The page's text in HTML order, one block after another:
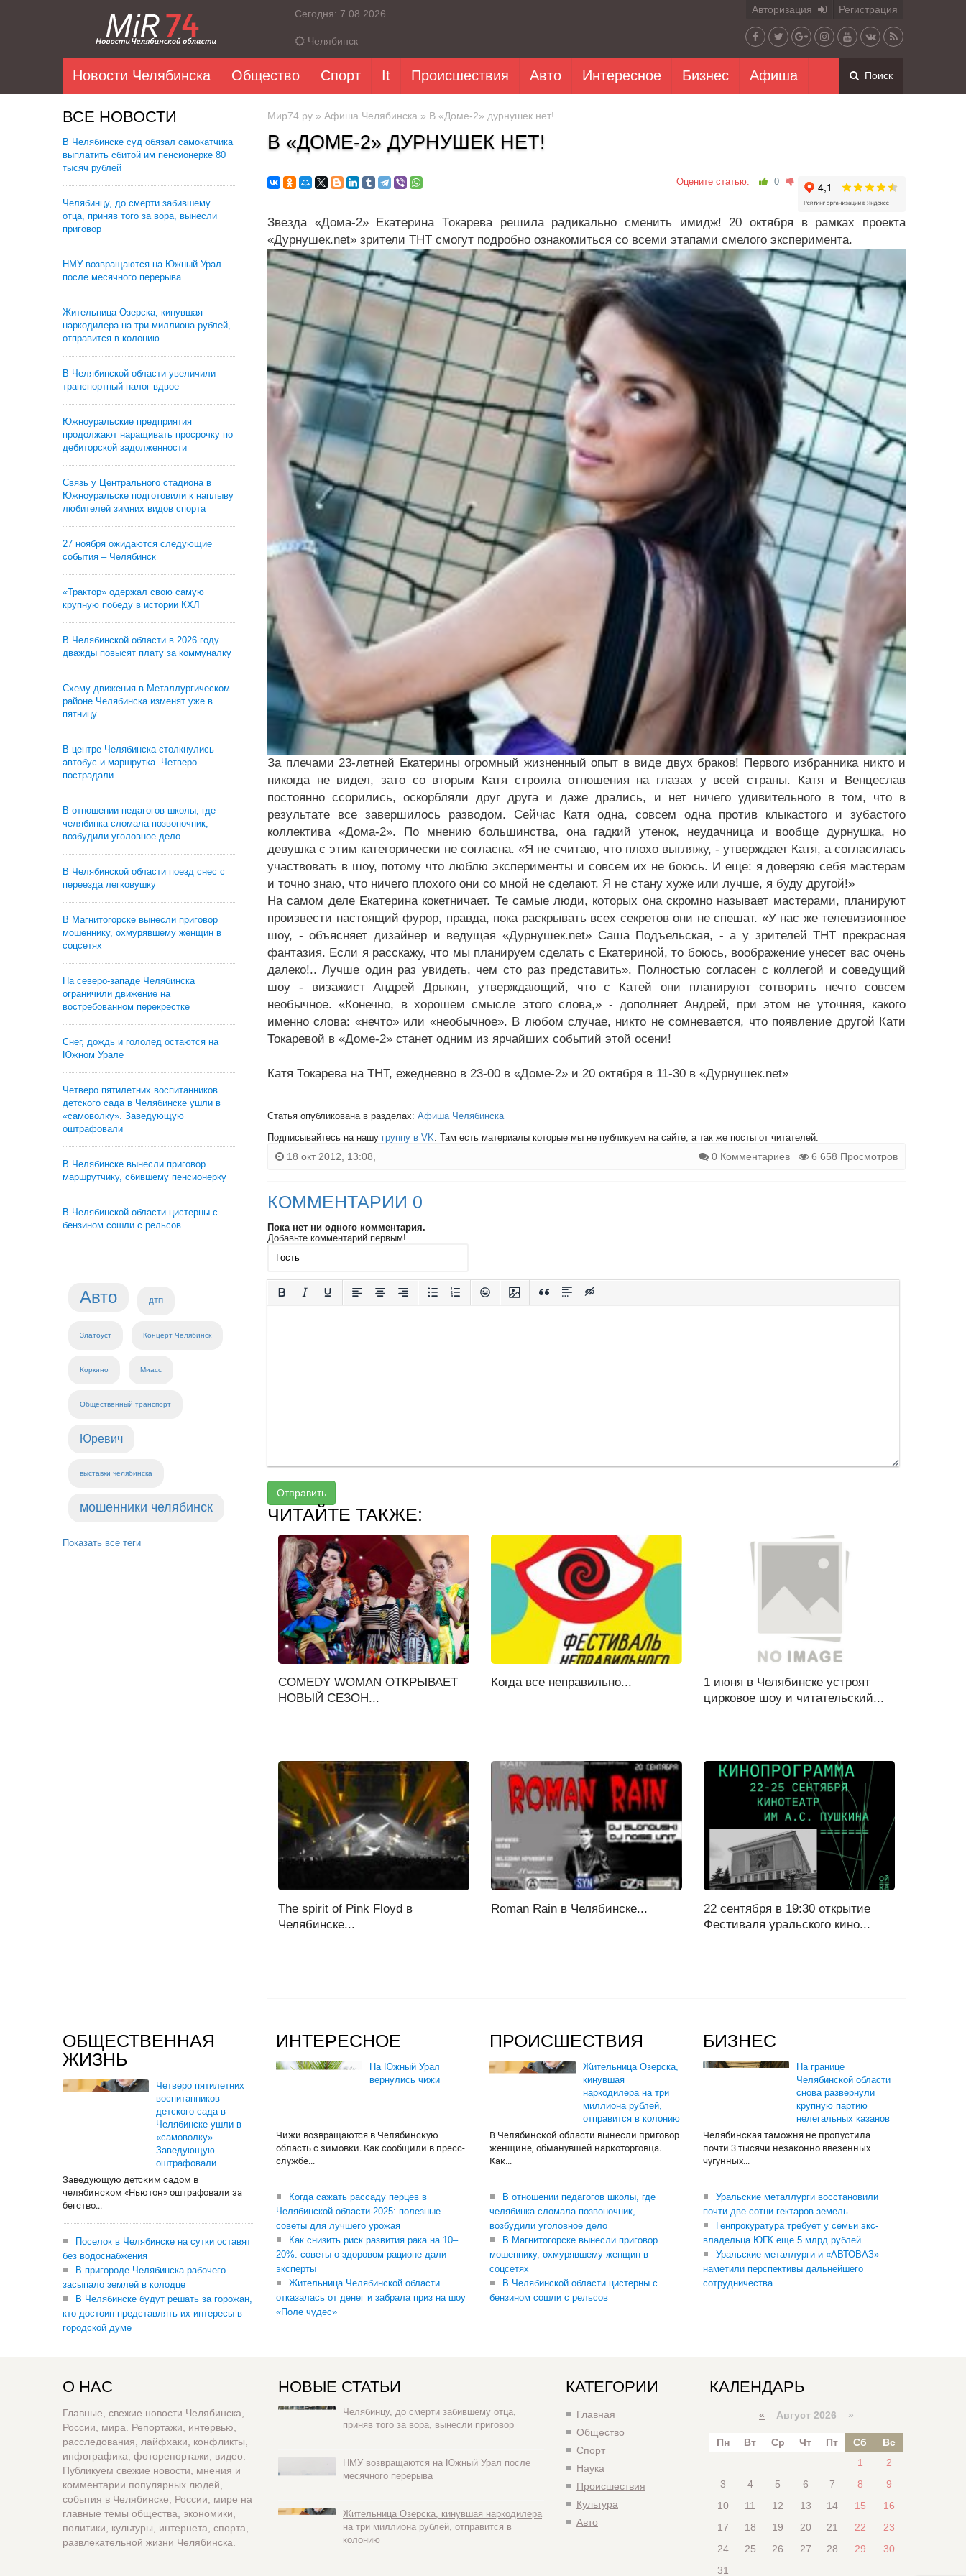
Сегодня: 7.08.2026
Челябинск
Авторизация Регистрация
Новости Челябинска Общество Спорт It Происшествия Авто Интересное Бизнес Афиша Поиск
ВСЕ НОВОСТИ
В Челябинске суд обязал самокатчика
выплатить сбитой им пенсионерке 80
тысяч рублей
Челябинцу, до смерти забившему
отца, приняв того за вора, вынесли
приговор
НМУ возвращаются на Южный Урал
после месячного перерыва
Жительница Озерска, кинувшая
наркодилера на три миллиона рублей,
отправится в колонию
В Челябинской области увеличили
транспортный налог вдвое
Южноуральские предприятия
продолжают наращивать просрочку по
дебиторской задолженности
Связь у Центрального стадиона в
Южноуральске подготовили к наплыву
любителей зимних видов спорта
27 ноября ожидаются следующие
события – Челябинск
«Трактор» одержал свою самую
крупную победу в истории КХЛ
В Челябинской области в 2026 году
дважды повысят плату за коммуналку
Схему движения в Металлургическом
районе Челябинска изменят уже в
пятницу
В центре Челябинска столкнулись
автобус и маршрутка. Четверо
пострадали
В отношении педагогов школы, где
челябинка сломала позвоночник,
возбудили уголовное дело
В Челябинской области поезд снес с
переезда легковушку
В Магнитогорске вынесли приговор
мошеннику, охмурявшему женщин в
соцсетях
На северо-западе Челябинска
ограничили движение на
востребованном перекрестке
Снег, дождь и гололед остаются на
Южном Урале
Четверо пятилетних воспитанников
детского сада в Челябинске ушли в
«самоволку». Заведующую
оштрафовали
В Челябинске вынесли приговор
маршрутчику, сбившему пенсионерку
В Челябинской области цистерны с
бензином сошли с рельсов
Авто ДТП
Златоуст Концерт Челябинск
Коркино Миасс
Общественный транспорт
Юревич
выставки челябинска
мошенники челябинск
Показать все теги
Мир74.ру » Афиша Челябинска » В «Доме-2» дурнушек нет!
В «ДОМЕ-2» ДУРНУШЕК НЕТ!
Оцените статью: 0
Звезда «Дома-2» Екатерина Токарева решила радикально сменить имидж! 20 октября в рамках проекта
«Дурнушек.net» зрители ТНТ смогут подробно ознакомиться со всеми этапами смелого эксперимента.
За плечами 23-летней Екатерины огромный жизненный опыт в виде двух браков! Первого избранника никто и
никогда не видел, зато со вторым Катя строила отношения на глазах у всей страны. Катя и Венцеслав
постоянно ссорились, оскорбляли друг друга и даже дрались, и нет ничего удивительного в том, что в
результате все завершилось разводом. Сейчас Катя одна, совсем одна против клыкастого и зубастого
коллектива «Дома-2». По мнению большинства, она гадкий утенок, неудачница и вообще дурнушка, но
девушка с этим категорически не согласна. «Я не считаю, что плохо выгляжу, - утверждает Катя, а согласилась
участвовать в шоу, потому что люблю эксперименты и совсем их не боюсь. И еще: я доверяю себя мастерам
и точно знаю, что ничего плохого они со мной не сделают. Я не стану хуже или лучше, я буду другой!»
На самом деле Екатерина кокетничает. Те самые люди, которых она скромно называет мастерами, планируют
произвести настоящий фурор, правда, пока раскрывать всех секретов они не спешат. «У нас же телевизионное
шоу, - объясняет дизайнер и ведущая «Дурнушек.net» Саша Подъельская, - а у зрителей ТНТ прекрасная
фантазия. Если я расскажу, что мы планируем сделать с Екатериной, то боюсь, воображение унесет вас очень
далеко!.. Лучше один раз увидеть, чем сто раз представить». Полностью согласен с коллегой и соведущий
шоу - визажист Андрей Дрыкин, утверждающий, что с Катей они планируют сотворить нечто совсем
необычное. «Конечно, в хорошем смысле этого слова,» - дополняет Андрей, при этом не уточняя, какого
именно слова: «нечто» или «необычное». В любом случае, никто не сомневается, что появление другой Кати
Токаревой в «Доме-2» станет одним из ярчайших событий этой осени!
Катя Токарева на ТНТ, ежедневно в 23-00 в «Доме-2» и 20 октября в 11-30 в «Дурнушек.net»
Статья опубликована в разделах: Афиша Челябинска
Подписывайтесь на нашу группу в VK . Там есть материалы которые мы не публикуем на сайте, а так же посты от читателей.
18 окт 2012, 13:08, 0 Комментариев 6 658 Просмотров
КОММЕНТАРИИ 0
Пока нет ни одного комментария.
Добавьте комментарий первым!
Отправить
ЧИТАЙТЕ ТАКЖЕ:
COMEDY WOMAN ОТКРЫВАЕТ
НОВЫЙ СЕЗОН...
Когда все неправильно...
1 июня в Челябинске устроят
цирковое шоу и читательский...
The spirit of Pink Floyd в
Челябинске...
Roman Rain в Челябинске...
22 сентября в 19:30 открытие
Фестиваля уральского кино...
ОБЩЕСТВЕННАЯ
ЖИЗНЬ
Четверо пятилетних
воспитанников
детского сада в
Челябинске ушли в
«самоволку».
Заведующую
оштрафовали
Заведующую детским садом в
челябинском «Ньютон» оштрафовали за
бегство...
Поселок в Челябинске на сутки оставят
без водоснабжения
В пригороде Челябинска рабочего
засыпало землей в колодце
В Челябинске будут решать за горожан,
кто достоин представлять их интересы в
городской думе
ИНТЕРЕСНОЕ
На Южный Урал
вернулись чижи
Чижи возвращаются в Челябинскую
область с зимовки. Как сообщили в пресс-
службе...
Когда сажать рассаду перцев в
Челябинской области-2025: полезные
советы для лучшего урожая
Как снизить риск развития рака на 10–
20%: советы о здоровом рационе дали
эксперты
Жительница Челябинской области
отказалась от денег и забрала приз на шоу
«Поле чудес»
ПРОИСШЕСТВИЯ
Жительница Озерска,
кинувшая
наркодилера на три
миллиона рублей,
отправится в колонию
В Челябинской области вынесли приговор
женщине, обманувшей наркоторговца.
Как...
В отношении педагогов школы, где
челябинка сломала позвоночник,
возбудили уголовное дело
В Магнитогорске вынесли приговор
мошеннику, охмурявшему женщин в
соцсетях
В Челябинской области цистерны с
бензином сошли с рельсов
БИЗНЕС
На границе
Челябинской области
снова развернули
крупную партию
нелегальных казанов
Челябинская таможня не пропустила
почти 3 тысячи незаконно ввезенных
чугунных...
Уральские металлурги восстановили
почти две сотни гектаров земель
Генпрокуратура требует у семьи экс-
владельца ЮГК еще 5 млрд рублей
Уральские металлурги и «АВТОВАЗ»
наметили перспективы дальнейшего
сотрудничества
О НАС
Главные, свежие новости Челябинска,
России, мира. Репортажи, интервью,
расследования, лайфхаки, конфликты,
инфографика, фоторепортажи, видео.
Публикуем свежие новости, мнения и
комментарии популярных людей,
события в Челябинске, России, мире на
главные темы общества, экономики,
политики, культуры, интернета, спорта,
развлекательной жизни Челябинска.
НОВЫЕ СТАТЬИ
Челябинцу, до смерти забившему отца,
приняв того за вора, вынесли приговор
НМУ возвращаются на Южный Урал после
месячного перерыва
Жительница Озерска, кинувшая наркодилера
на три миллиона рублей, отправится в
колонию
КАТЕГОРИИ
Главная
Общество
Спорт
Наука
Происшествия
Культура
Авто
КАЛЕНДАРЬ
« Август 2026 »
Пн Вт Ср Чт Пт Сб
Вс
1
2
3
4 5 6 7 8
9
10
11 12 13 14 15
16
17
18 19 20 21 22
23
24
25 26 27 28 29
30
31